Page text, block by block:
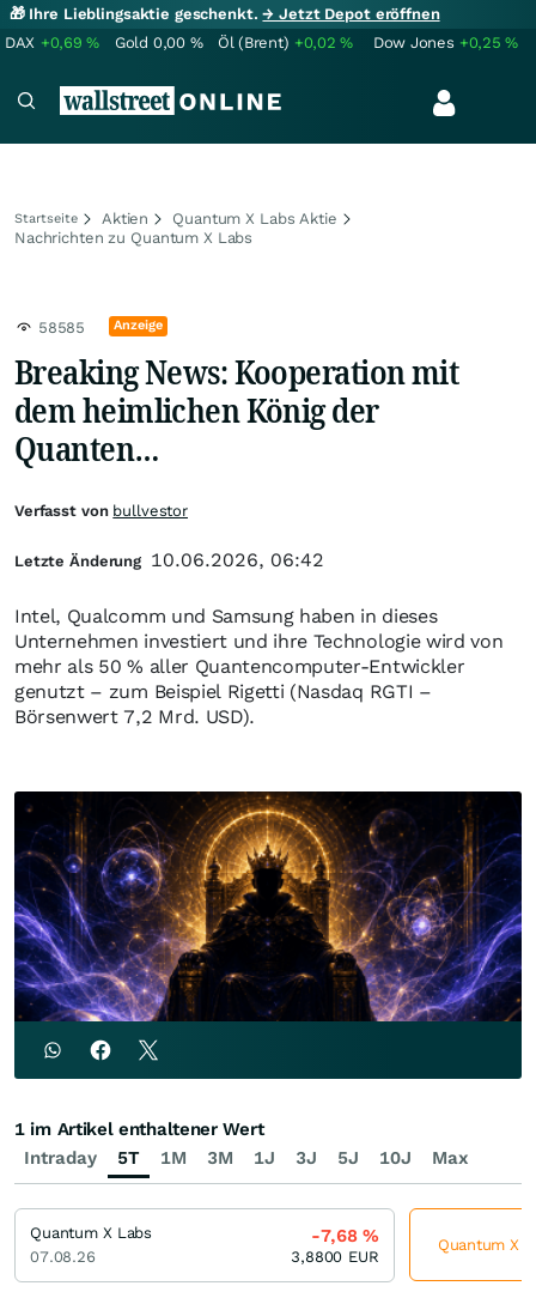
🎁 Ihre Lieblingsaktie geschenkt.→ Jetzt Depot eröffnen
DAX +0,69% Gold 0,00 % Öl (Brent) +0,02% Dow Jones +0,25%
Startseite Aktien
Quantum X Labs Aktie
Nachrichten zu Quantum X Labs
58585 Anzeige
Breaking News: Kooperation mit
dem heimlichen König der
Quanten…
Intel, Qualcomm und Samsung haben in dieses
Unternehmen investiert und ihre Technologie wird von
mehr als 50 % aller Quantencomputer-Entwickler
genutzt – zum Beispiel Rigetti (Nasdaq RGTI –
Börsenwert 7,2 Mrd. USD).
Verfasst von bullvestor
Letzte Änderung 10.06.2026, 06:42
Intraday 5T 1M 3M 1J 3J 5J 10J Max
1 im Artikel enthaltener Wert
Quantum X Labs
07.08.26
-7,68%
3,8800 EUR
Quantum X